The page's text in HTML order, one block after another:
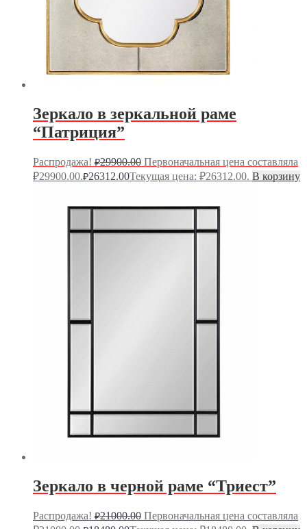
Зеркало в зеркальной раме
“Патриция”
Распродажа! ₽29900.00 Первоначальная цена составляла
₽29900.00.₽26312.00Текущая цена: ₽26312.00. В корзину
Зеркало в черной раме “Триест”
Распродажа! ₽21000.00 Первоначальная цена составляла